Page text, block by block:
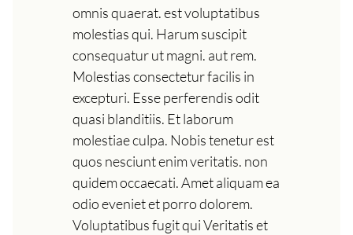
omnis quaerat. est voluptatibus
molestias qui. Harum suscipit
consequatur ut magni. aut rem.
Molestias consectetur facilis in
excepturi. Esse perferendis odit
quasi blanditiis. Et laborum
molestiae culpa. Nobis tenetur est
quos nesciunt enim veritatis. non
quidem occaecati. Amet aliquam ea
odio eveniet et porro dolorem.
Voluptatibus fugit qui Veritatis et